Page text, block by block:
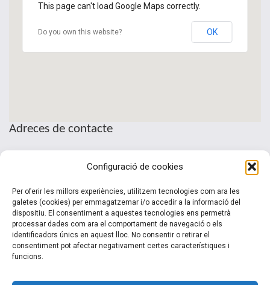
Configuració de cookies
Per oferir les millors experiències, utilitzem tecnologies com ara les
galetes (cookies) per emmagatzemar i/o accedir a la informació del
dispositiu. El consentiment a aquestes tecnologies ens permetrà
processar dades com ara el comportament de navegació o els
identificadors únics en aquest lloc. No consentir o retirar el
consentiment pot afectar negativament certes característiques i
funcions.
This page can't load Google Maps correctly.
Do you own this website? OK
Adreces de contacte
Telèfon: (+34) 937 361 100
clubinternacionalitzacio@cecot.org.